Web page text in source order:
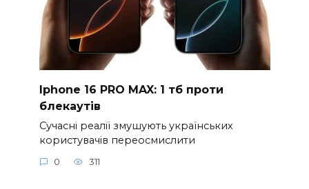
Iphone 16 PRO MAX: 1 тб проти
блекаутів
Сучасні реалії змушують українських
користувачів переосмислити
0 311